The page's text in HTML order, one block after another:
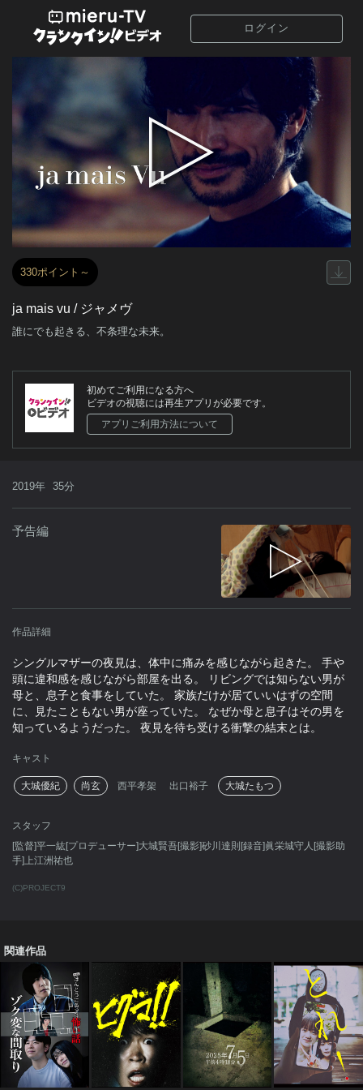
ログイン
330ポイント～
ja mais vu / ジャメヴ
誰にでも起きる、不条理な未来。
初めてご利用になる方へ
ビデオの視聴には再生アプリが必要です。
アプリご利用方法について
2019年 35分
予告編
作品詳細
シングルマザーの夜見は、体中に痛みを感じながら起きた。 手や
頭に違和感を感じながら部屋を出る。 リビングでは知らない男が
母と、息子と食事をしていた。 家族だけが居ていいはずの空間
に、見たこともない男が座っていた。 なぜか母と息子はその男を
知っているようだった。 夜見を待ち受ける衝撃の結末とは。
キャスト
大城優紀 尚玄 西平孝架 出口裕子 大城たもつ
スタッフ
[監督]平一紘[プロデューサー]大城賢吾[撮影]砂川達則[録音]眞栄城守人[撮影助
手]上江洲祐也
(C)PROJECT9
関連作品